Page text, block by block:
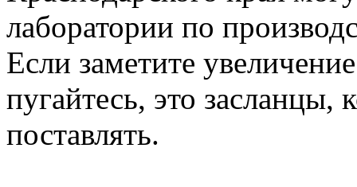
лаборатории по
Если заметите
пугайтесь, это засланцы,
поставлять.